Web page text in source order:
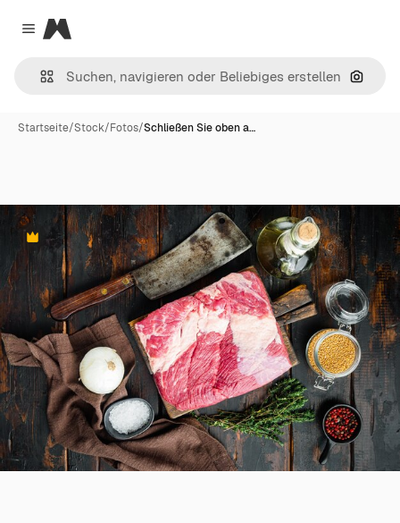
Close menu
Magnific
Nach
Startseite/Stock/Fotos/Schließen Sie oben a…
Premium